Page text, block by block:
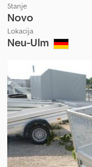
Stanje
Novo
Lokacija
Neu-Ulm